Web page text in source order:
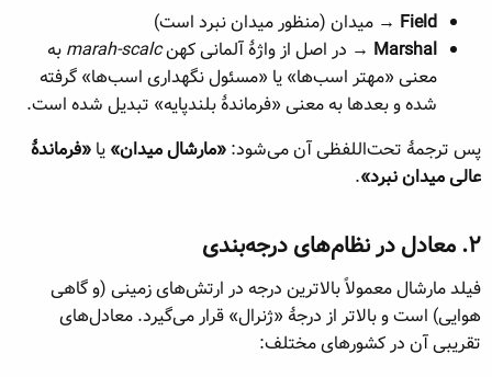
Field → میدان (منظور میدان نبرد است)
Marshal → در اصل از واژهٔ آلمانی کهنmarah-scalc به
معنی «مهتر اسب‌ها» یا «مسئول نگهداری اسب‌ها» گرفته
شده و بعدها به معنی «فرماندهٔ بلندپایه» تبدیل شده است.
پس ترجمهٔ تحت‌اللفظی آن می‌شود: «مارشال میدان» یا «فرماندهٔ
عالی میدان نبرد».
۲. معادل در نظام‌های درجه‌بندی​
فیلد مارشال معمولاً بالاترین درجه در ارتش‌های زمینی (و گاهی
هوایی) است و بالاتر از درجهٔ «ژنرال» قرار می‌گیرد. معادل‌های
تقریبی آن در کشورهای مختلف: